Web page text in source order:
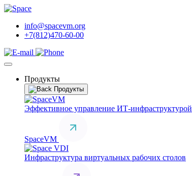
info@spacevm.org
+7(812)470-60-00
Продукты
Продукты
Эффективное управление ИТ-инфраструктурой
SpaceVM
Инфраструктура виртуальных рабочих столов